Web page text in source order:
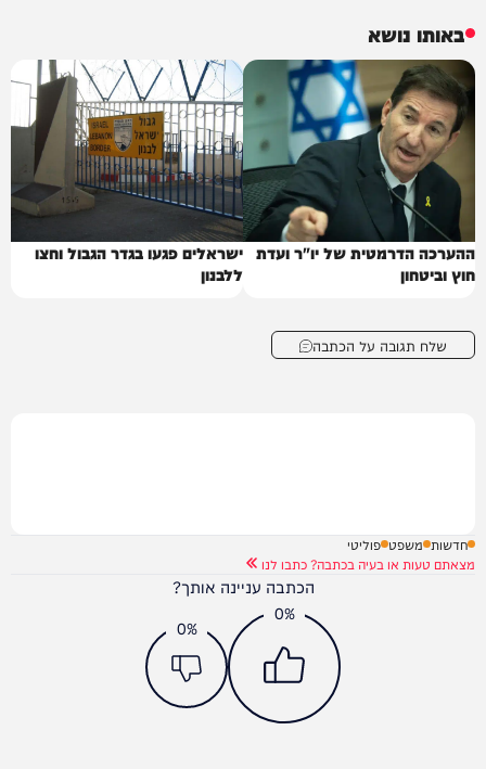
באותו נושא
ההערכה הדרמטית של יו"ר ועדת
חוץ וביטחון
ישראלים פגעו בגדר הגבול וחצו
ללבנון
שלח תגובה על הכתבה
חדשות משפט פוליטי
מצאתם טעות או בעיה בכתבה? כתבו לנו
הכתבה עניינה אותך?
0%
0%